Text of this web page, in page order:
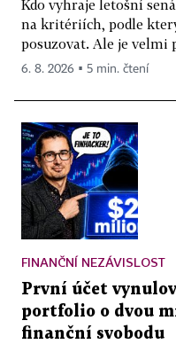
Kdo vyhraje letošní
na kritériích, podle
posuzovat. Ale je velmi
6. 8. 2026 ▪ 5 min. čtení
FINANČNÍ NEZÁVISLOST
První účet
portfolio o dvou
finanční svobodu